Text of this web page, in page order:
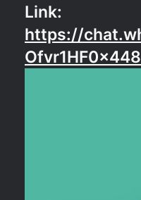
Link:
https://